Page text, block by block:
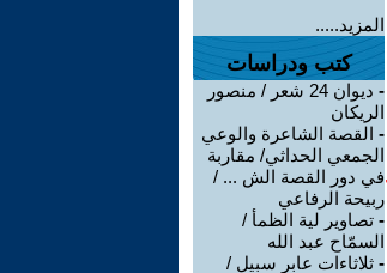
المزيد.....
كتب ودراسات
-
ديوان 24 شعر / منصور
الريكان
- القصة الشاعرة والوعي
الجمعي الحداثي/ مقاربة
في دور القصة الش ... /
ربيحة الرفاعي
- تصاوير لية الظمأ /
السمّاح عبد الله
- ثلاثاءات عابر سبيل /